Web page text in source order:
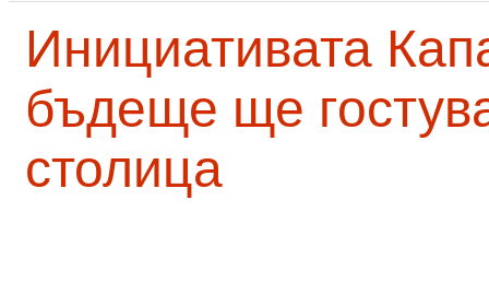
Инициативата
бъдеще ще
столица